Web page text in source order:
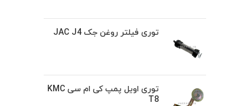
توری فیلتر روغن جک JAC J4
توری اویل پمپ کی ام سی KMC
T8